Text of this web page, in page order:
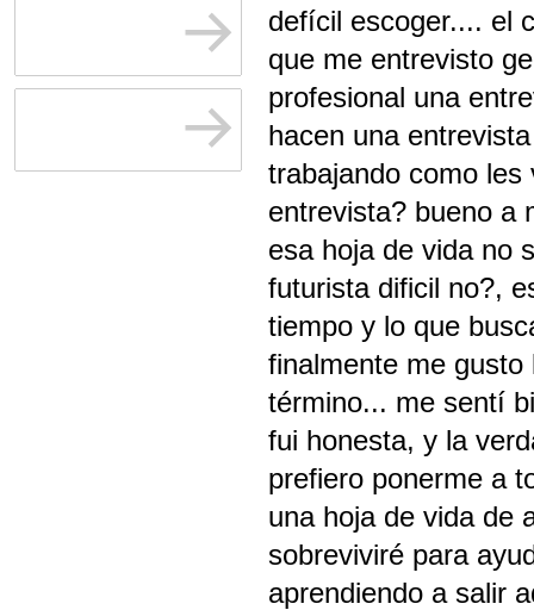
defícil escoger.... el
que me entrevisto
profesional una
hacen una
trabajando como
entrevista? bueno a
esa hoja de vida no
futurista dificil no?,
tiempo y lo que
finalmente me
término... me sentí
fui honesta, y la
prefiero ponerme a
una hoja de vida de
sobreviviré para
aprendiendo a salir